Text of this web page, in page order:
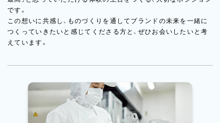
です。
この想いに共感し、ものづくりを通してブランドの未来を一緒に
つくっていきたいと感じてくださる方と、ぜひお会いしたいと考
えています。